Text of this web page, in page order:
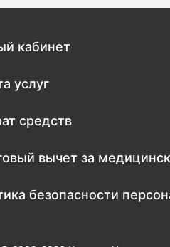
кабинет
услуг
средств
вычет за
безопасности